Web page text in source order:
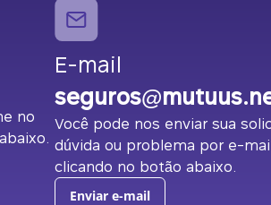
no
E-mail
Você pode nos enviar sua
dúvida ou problema por e-
clicando no botão abaixo.
Enviar e-mail